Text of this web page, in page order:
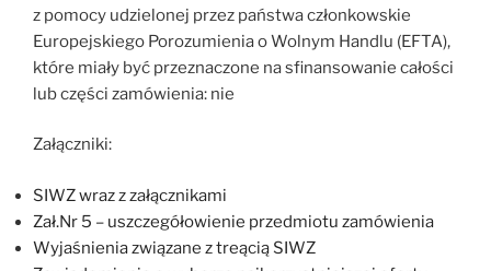
z pomocy udzielonej przez państwa członkowskie
Europejskiego Porozumienia o Wolnym Handlu (EFTA),
które miały być przeznaczone na sfinansowanie całości
lub części zamówienia: nie
Załączniki:
SIWZ wraz z załącznikami
Zał.Nr 5 – uszczegółowienie przedmiotu zamówienia
Wyjaśnienia związane z treącią SIWZ